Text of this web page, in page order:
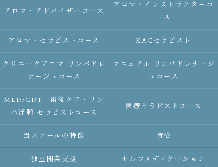
アロマ・アドバイザーコース
アロマ・インストラクターコ
ース
アロマ・セラピストコース KACセラピスト
クリニークアロマ リンパドレ
ナージュコース
マニュアル リンパドレナージ
ュコース
MLD/CDT 術後ケア・リン
パ浮腫 セラピストコース
医療セラピストコース
当スクールの特徴 資格
独立開業支援 セルフメディケーション